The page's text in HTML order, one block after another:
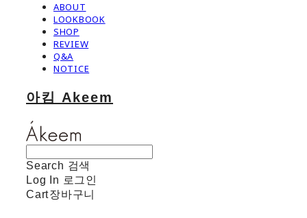
ABOUT
LOOKBOOK
SHOP
REVIEW
Q&A
NOTICE
아킴 Akeem
Search 검색
Log In 로그인
Cart장바구니